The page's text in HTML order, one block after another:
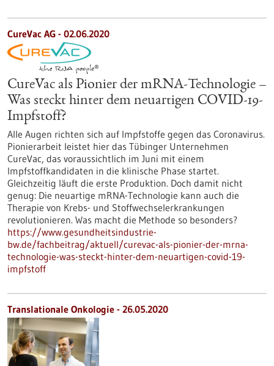
CureVac AG - 02.06.2020
CureVac als Pionier der mRNA-Technologie –
Was steckt hinter dem neuartigen COVID-19-
Impfstoff?
Alle Augen richten sich auf Impfstoffe gegen das Coronavirus.
Pionierarbeit leistet hier das Tübinger Unternehmen
CureVac, das voraussichtlich im Juni mit einem
Impfstoffkandidaten in die klinische Phase startet.
Gleichzeitig läuft die erste Produktion. Doch damit nicht
genug: Die neuartige mRNA-Technologie kann auch die
Therapie von Krebs- und Stoffwechselerkrankungen
revolutionieren. Was macht die Methode so besonders?
https://www.gesundheitsindustrie-
bw.de/fachbeitrag/aktuell/curevac-als-pionier-der-mrna-
technologie-was-steckt-hinter-dem-neuartigen-covid-19-
impfstoff
Translationale Onkologie - 26.05.2020